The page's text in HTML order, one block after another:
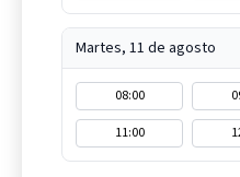
Martes, 11 de agosto
08:00
11:00